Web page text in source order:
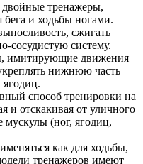
тренажеры,
и ходьбы ногами.
сжигать
сосудистую систему.
имитирующие движения
нижнюю часть
способ тренировки на
и отскакивая от уличного
мускулы (ног, ягодиц,
как для ходьбы,
тренажеров имеют